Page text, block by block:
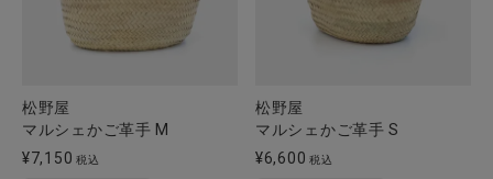
松野屋
マルシェかご革手 M
¥7,150 税込
松野屋
マルシェかご革手 S
¥6,600 税込